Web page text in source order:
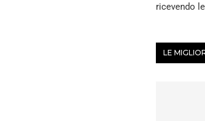
ricevendo
LE